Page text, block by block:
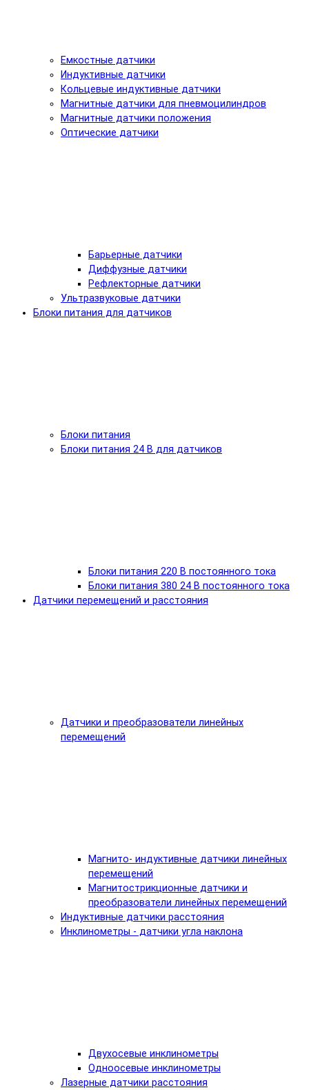
Емкостные датчики
Индуктивные датчики
Кольцевые индуктивные датчики
Магнитные датчики для пневмоцилиндров
Магнитные датчики положения
Оптические датчики
Барьерные датчики
Диффузные датчики
Рефлекторные датчики
Ультразвуковые датчики
Блоки питания для датчиков
Блоки питания
Блоки питания 24 В для датчиков
Блоки питания 220 В постоянного тока
Блоки питания 380 24 В постоянного тока
Датчики перемещений и расстояния
Датчики и преобразователи линейных
перемещений
Магнито- индуктивные датчики линейных
перемещений
Магнитострикционные датчики и
преобразователи линейных перемещений
Индуктивные датчики расстояния
Инклинометры - датчики угла наклона
Двухосевые инклинометры
Одноосевые инклинометры
Лазерные датчики расстояния